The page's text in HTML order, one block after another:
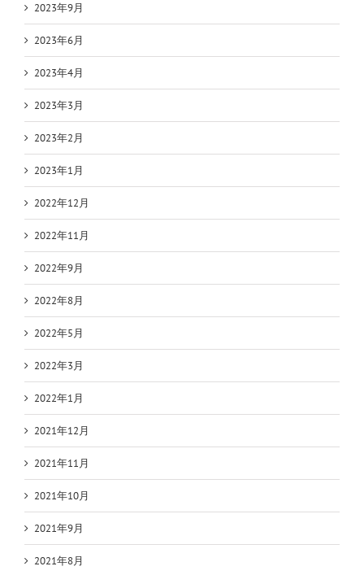
2023年9月
2023年6月
2023年4月
2023年3月
2023年2月
2023年1月
2022年12月
2022年11月
2022年9月
2022年8月
2022年5月
2022年3月
2022年1月
2021年12月
2021年11月
2021年10月
2021年9月
2021年8月